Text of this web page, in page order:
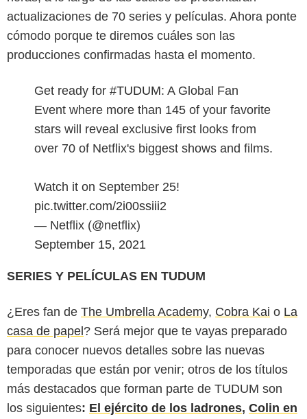
actualizaciones de 70 series y películas. Ahora ponte
cómodo porque te diremos cuáles son las
producciones confirmadas hasta el momento.
Get ready for #TUDUM: A Global Fan
Event where more than 145 of your favorite
stars will reveal exclusive first looks from
over 70 of Netflix's biggest shows and films.
Watch it on September 25!
pic.twitter.com/2i00ssiii2
— Netflix (@netflix)
September 15, 2021
SERIES Y PELÍCULAS EN TUDUM
¿Eres fan de The Umbrella Academy, Cobra Kai o La
casa de papel? Será mejor que te vayas preparado
para conocer nuevos detalles sobre las nuevas
temporadas que están por venir; otros de los títulos
más destacados que forman parte de TUDUM son
los siguientes: El ejército de los ladrones, Colin en